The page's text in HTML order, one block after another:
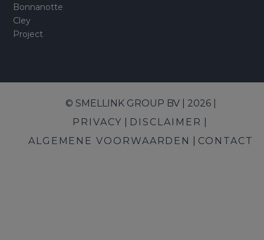
Bonnanotte
Cley
Project
© SMELLINK GROUP BV | 2026 |
PRIVACY
DISCLAIMER
ALGEMENE VOORWAARDEN
CONTACT